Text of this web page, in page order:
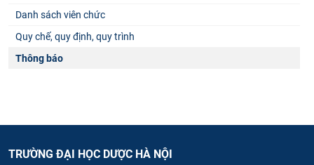
Danh sách viên chức
Quy chế, quy định, quy trình
Thông báo
TRƯỜNG ĐẠI HỌC DƯỢC HÀ NỘI